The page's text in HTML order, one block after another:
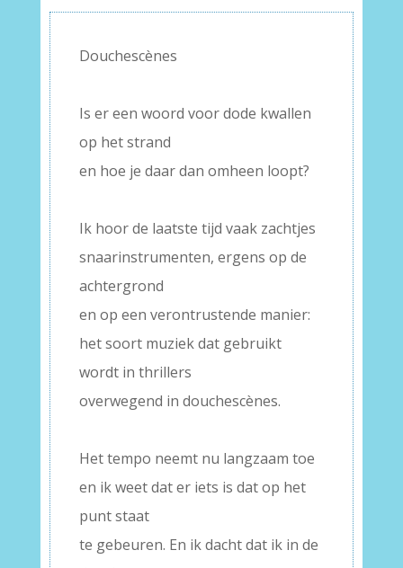
Douchescènes
Is er een woord voor dode kwallen
op het strand
en hoe je daar dan omheen loopt?
Ik hoor de laatste tijd vaak zachtjes
snaarinstrumenten, ergens op de
achtergrond
en op een verontrustende manier:
het soort muziek dat gebruikt
wordt in thrillers
overwegend in douchescènes.
Het tempo neemt nu langzaam toe
en ik weet dat er iets is dat op het
punt staat
te gebeuren. En ik dacht dat ik in de